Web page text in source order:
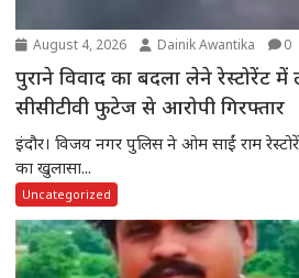
August 4, 2026 Dainik Awantika 0
पुराने विवाद का बदला लेने रेस्टोरेंट
सीसीटीवी फुटेज से आरोपी गिरफ्तार
इंदौर। विजय नगर पुलिस ने ओम साईं राम
का खुलासा...
Uncategorized